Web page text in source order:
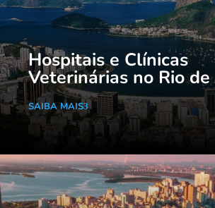
Hospitais e Clínicas
Veterinárias no Rio de
SAIBA MAIS